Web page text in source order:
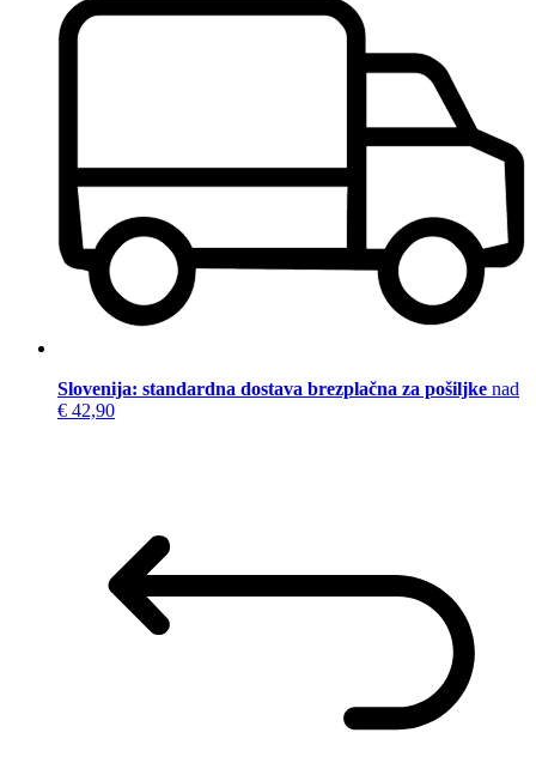
Slovenija: standardna dostava brezplačna za pošiljke nad
€ 42,90